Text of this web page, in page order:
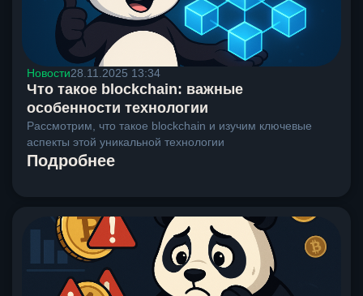
Новости28.11.2025 13:34
Что такое blockchain: важные
особенности технологии
Рассмотрим, что такое blockchain и изучим ключевые
аспекты этой уникальной технологии
Подробнее